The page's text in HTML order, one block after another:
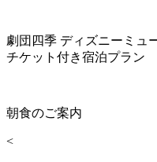
劇団四季 ディズニーミュ
チケット付き宿泊プラン
朝食のご案内
<